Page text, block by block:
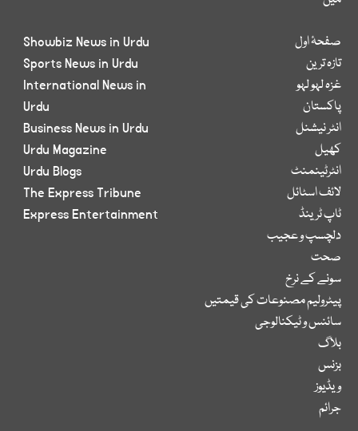
صفحۂ اول
تازہ ترین
غزہ لہو لہو
پاکستان
انٹر نیشنل
کھیل
انٹرٹینمنٹ
لائف اسٹائل
ٹاپ ٹرینڈ
دلچسپ و عجیب
صحت
سونے کے نرخ
پیٹرولیم مصنوعات کی قیمتیں
سائنس و ٹیکنالوجی
بلاگ
بزنس
ویڈیوز
جرائم
Showbiz News in Urdu
Sports News in Urdu
International News in
Urdu
Business News in Urdu
Urdu Magazine
Urdu Blogs
The Express Tribune
Express Entertainment